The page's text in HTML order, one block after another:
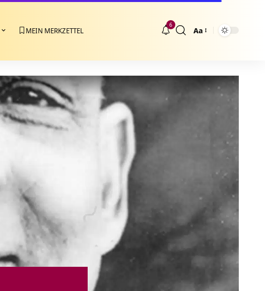
MEIN MERKZETTEL
6
Größenänderung
Aa